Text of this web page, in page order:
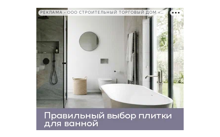
РЕКЛАМА • ООО СТРОИТЕЛЬНЫЙ ТОРГОВЫЙ ДОМ «ПЕТРОВИЧ». ИНН: 7802348846